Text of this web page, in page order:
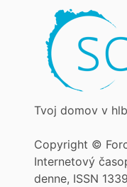
Tvoj domov v
Copyright ©
Internetový
denne, ISSN